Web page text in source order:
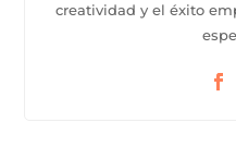
creatividad y el éxito